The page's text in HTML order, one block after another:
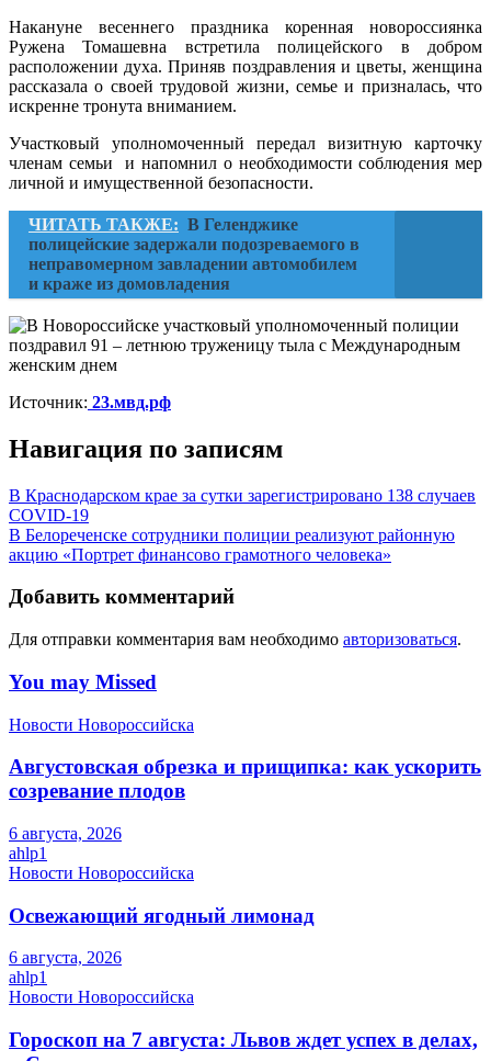
Накануне весеннего праздника коренная новороссиянка
Ружена Томашевна встретила полицейского в добром
расположении духа. Приняв поздравления и цветы, женщина
рассказала о своей трудовой жизни, семье и призналась, что
искренне тронута вниманием.
Участковый уполномоченный передал визитную карточку
членам семьи и напомнил о необходимости соблюдения мер
личной и имущественной безопасности.
ЧИТАТЬ ТАКЖЕ: В Геленджике
полицейские задержали подозреваемого в
неправомерном завладении автомобилем
и краже из домовладения
Источник: 23.мвд.рф
Навигация по записям
В Краснодарском крае за сутки зарегистрировано 138 случаев
COVID-19
В Белореченске сотрудники полиции реализуют районную
акцию «Портрет финансово грамотного человека»
Добавить комментарий
Для отправки комментария вам необходимо авторизоваться.
You may Missed
Новости Новороссийска
Августовская обрезка и прищипка: как ускорить
созревание плодов
6 августа, 2026
ahlp1
Новости Новороссийска
Освежающий ягодный лимонад
6 августа, 2026
ahlp1
Новости Новороссийска
Гороскоп на 7 августа: Львов ждет успех в делах,